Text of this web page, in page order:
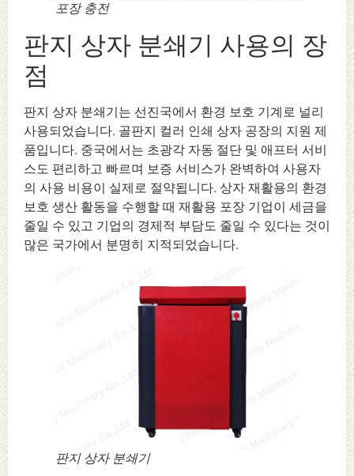
포장 충전
판지 상자 분쇄기 사용의 장
점
판지 상자 분쇄기는 선진국에서 환경 보호 기계로 널리
사용되었습니다. 골판지 컬러 인쇄 상자 공장의 지원 제
품입니다. 중국에서는 초광각 자동 절단 및 애프터 서비
스도 편리하고 빠르며 보증 서비스가 완벽하여 사용자
의 사용 비용이 실제로 절약됩니다. 상자 재활용의 환경
보호 생산 활동을 수행할 때 재활용 포장 기업이 세금을
줄일 수 있고 기업의 경제적 부담도 줄일 수 있다는 것이
많은 국가에서 분명히 지적되었습니다.
판지 상자 분쇄기